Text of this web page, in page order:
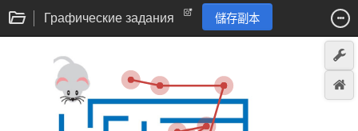
Графические задания 儲存副本